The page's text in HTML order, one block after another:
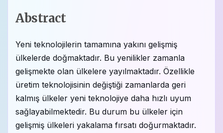
Abstract
Yeni teknolojilerin tamamına yakını gelişmiş
ülkelerde doğmaktadır. Bu yenilikler zamanla
gelişmekte olan ülkelere yayılmaktadır. Özellikle
üretim teknolojisinin değiştiği zamanlarda geri
kalmış ülkeler yeni teknolojiye daha hızlı uyum
sağlayabilmektedir. Bu durum bu ülkeler için
gelişmiş ülkeleri yakalama fırsatı doğurmaktadır.